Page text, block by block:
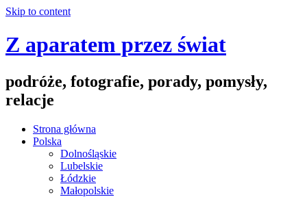
Skip to content
Z aparatem przez świat
podróże, fotografie, porady, pomysły,
relacje
Strona główna
Polska
Dolnośląskie
Lubelskie
Łódzkie
Małopolskie